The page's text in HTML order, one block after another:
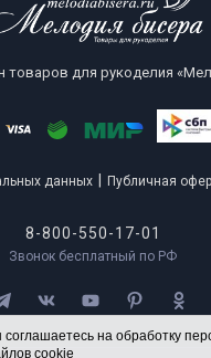
на обработку
cookie
товаров для рукоделия
данных Публичная
8-800-550-17-01
Звонок бесплатный по РФ